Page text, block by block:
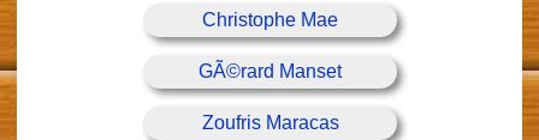
Christophe Mae
GÃ©rard Manset
Zoufris Maracas